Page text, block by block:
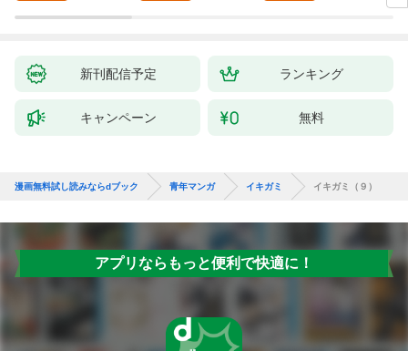
新刊配信予定 ランキング
キャンペーン 無料
漫画無料試し読みならdブック 青年マンガ イキガミ イキガミ（９）
アプリならもっと便利で快適に！